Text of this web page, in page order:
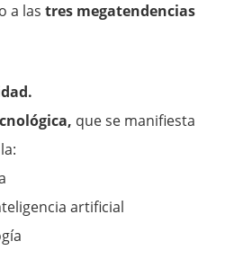
a lastres megatendencias
que se manifiesta
artificial